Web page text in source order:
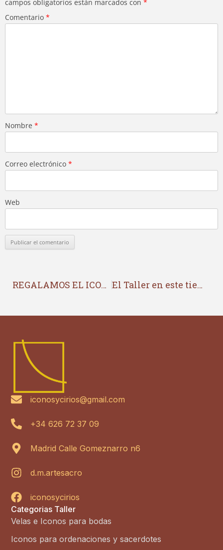
campos obligatorios están marcados con *
Comentario *
Nombre *
Correo electrónico *
Web
REGALAMOS EL ICONO DE LA SALUS POPULI ROMANI El Taller en este tiempo de COVID-19
iconosycirios@gmail.com
+34 626 72 37 09
Madrid Calle Gomeznarro n6
d.m.artesacro
iconosycirios
Categorias Taller
Velas e Iconos para bodas
Iconos para ordenaciones y sacerdotes